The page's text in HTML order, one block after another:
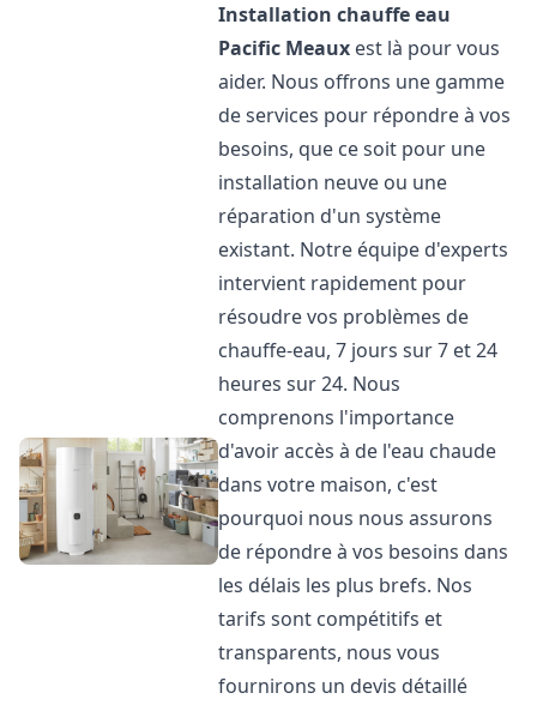
Installation chauffe eau
Pacific Meaux est là pour vous
aider. Nous offrons une gamme
de services pour répondre à vos
besoins, que ce soit pour une
installation neuve ou une
réparation d'un système
existant. Notre équipe d'experts
intervient rapidement pour
résoudre vos problèmes de
chauffe-eau, 7 jours sur 7 et 24
heures sur 24. Nous
comprenons l'importance
d'avoir accès à de l'eau chaude
dans votre maison, c'est
pourquoi nous nous assurons
de répondre à vos besoins dans
les délais les plus brefs. Nos
tarifs sont compétitifs et
transparents, nous vous
fournirons un devis détaillé